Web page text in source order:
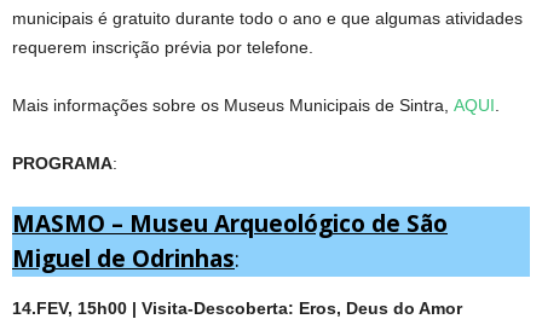
municipais é gratuito durante todo o ano e que algumas atividades
requerem inscrição prévia por telefone.
Mais informações sobre os Museus Municipais de Sintra, AQUI
PROGRAMA:
MASMO – Museu Arqueológico de São
Miguel de Odrinhas:
14.FEV, 15h00 | Visita-Descoberta: Eros, Deus do Amor